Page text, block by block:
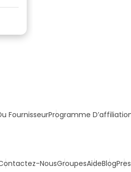
FournisseurProgramme
NousGroupesAideBlog